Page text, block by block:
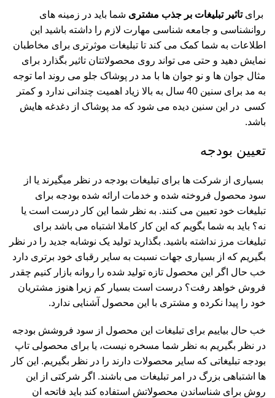
برایتاثیر تبلیغات بر جذب مشتری شما باید در زمینه های
روانشناسی و جامعه شناسی مهارت لازم را داشته باشید این
اطلاعات به شما کمک می کند تا تبلیغات موثرتری برای مخاطبان
نمایش دهید و حتی می تواند روی محصولاتتان تاثیر بگذارد برای
مثال جوان ها و نو جوان ها با مد در پوشاک جلو می روند اما توجه
به مد برای سنین 40 سال به بالا زیاد اهمیت چندانی ندارد و کمتر
کسی در این سنین دیده می شود که مد پوشاک از دغدغه هایش
باشد.
تعیین بودجه
بسیاری از شرکت ها برای تبلیغات بودجه در نظر میگیرند یا از
سود محصول فروخته شده و خدمات ارائه شده بودجه برای
تبلیغات خود تعیین می کنند. به نظر شما این کار درست است یا
نه؟ باید به شما بگویم که این کار کاملا اشتباه می باشد برای
تبلیغات مرز نداشته باشید. بگذارید تولید یک نوشابه جدید را در نظر
بگیریم که از بسیاری جهات نسبت به سایر رقبای خود برتری دارد
خب حال اگر این محصول تازه تولید شده را روانه بازار کنیم چقدر
فروش خواهد رفت؟ درست است بسیار کم زیرا هنوز مشتریان
خود را پیدا نکرده و مشتری با این محصول آشنایی ندارد.
خب حال بیاییم برای تبلیغات این محصول از سود فروشش بودجه
در نظر بگیریم به نظر شما مسخره نیست، یا برای محصولی تاپ
بودجه تبلیغاتی که سایر محصولات دارند را در نظر بگیریم. این کار
ها اشتباهی بزرگ در امر تبلیغات می باشند. اگر شرکتی از این
روش برای شناساندن محصولاتش استفاده کند باید فاتحه ان